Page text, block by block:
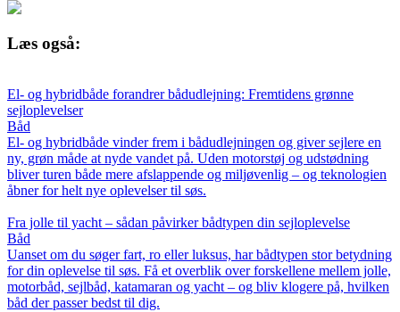
Læs også:
El- og hybridbåde forandrer bådudlejning: Fremtidens grønne
sejloplevelser
Båd
El- og hybridbåde vinder frem i bådudlejningen og giver sejlere en
ny, grøn måde at nyde vandet på. Uden motorstøj og udstødning
bliver turen både mere afslappende og miljøvenlig – og teknologien
åbner for helt nye oplevelser til søs.
Fra jolle til yacht – sådan påvirker bådtypen din sejloplevelse
Båd
Uanset om du søger fart, ro eller luksus, har bådtypen stor betydning
for din oplevelse til søs. Få et overblik over forskellene mellem jolle,
motorbåd, sejlbåd, katamaran og yacht – og bliv klogere på, hvilken
båd der passer bedst til dig.